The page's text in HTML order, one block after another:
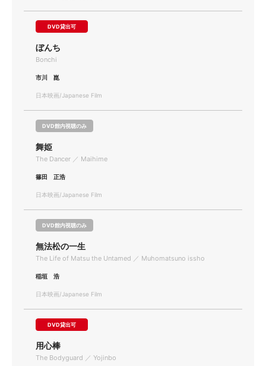
DVD貸出可
ぼんち
Bonchi
市川 崑
日本映画/Japanese Film
DVD館内視聴のみ
舞姫
The Dancer ／ Maihime
篠田 正浩
日本映画/Japanese Film
DVD館内視聴のみ
無法松の一生
The Life of Matsu the Untamed ／ Muhomatsuno issho
稲垣 浩
日本映画/Japanese Film
DVD貸出可
用心棒
The Bodyguard ／ Yojinbo